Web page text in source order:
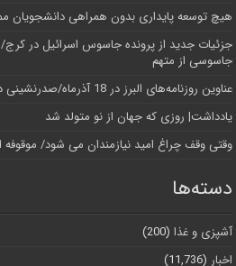
هیچ توسعه پایداری بدون همراهی دانشجویان
جزئیات جدید از پرونده جاسوس اسرائیل در
جاسوسی از متهم
عناوین روزنامه‌های البرز در ‌18 آذرماه/صدرنشینی در ارائه خدمات زایمان بی‌درد
یادداشت| روزی که جهان از نو متولد شد
وقتی وقف چراغ امید نیازمندان می شود/ موقوفه
دسته‌ها
آشپزی و غذا (200)
اخبار (11,736)